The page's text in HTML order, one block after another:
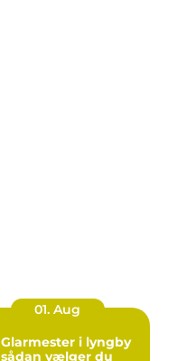
01. Aug
Glarmester i lyngby
sådan vælger du